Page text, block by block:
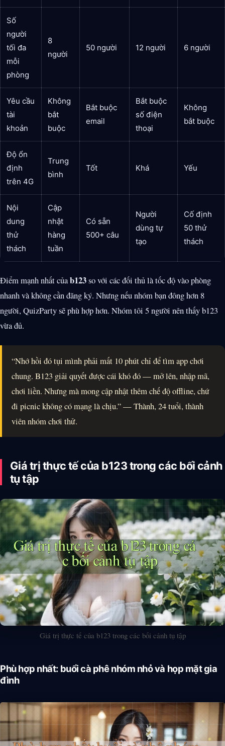
Số
người
tối đa
mỗi
phòng
8
người
50 người 12 người 6 người
Yêu cầu
tài
khoản
Không
bắt
buộc
Bắt buộc
email
Bắt buộc
số điện
thoại
Không
bắt buộc
Độ ổn
định
trên 4G
Trung
bình
Tốt Khá Yếu
Nội
dung
thử
thách
Cập
nhật
hàng
tuần
Có sẵn
500+ câu
Người
dùng tự
tạo
Cố định
50 thử
thách
Điểm mạnh nhất củab123so với các đối thủ là tốc độ vào phòng
nhanh và không cần đăng ký. Nhưng nếu nhóm bạn đông hơn 8
người, QuizParty sẽ phù hợp hơn. Nhóm tôi 5 người nên thấy b123
vừa đủ.
“Nhớ hồi đó tụi mình phải mất 10 phút chỉ để tìm app chơi
chung. B123 giải quyết được cái khó đó — mở lên, nhập mã,
chơi liền. Nhưng mà mong cập nhật thêm chế độ offline, chứ
đi picnic không có mạng là chịu.” — Thành, 24 tuổi, thành
viên nhóm chơi thử.
Giá trị thực tế của b123 trong các bối cảnh
tụ tập
Giá trị thực tế của b123 trong các bối cảnh tụ tập
Phù hợp nhất: buổi cà phê nhóm nhỏ và họp mặt gia
đình